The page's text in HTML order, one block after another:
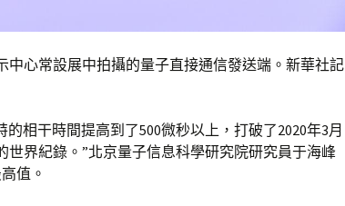
中心常設展中拍攝的量子直接通信發送端。新華社記
的相干時間提高到了500微秒以上，打破了2020年3月
世界紀錄。”北京量子信息科學研究院研究員于海峰
值。